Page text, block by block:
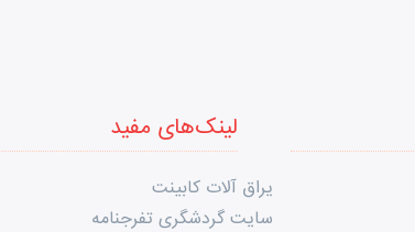
لینک‌های مفید
یراق آلات کابینت
سایت گردشگری تفرجنامه